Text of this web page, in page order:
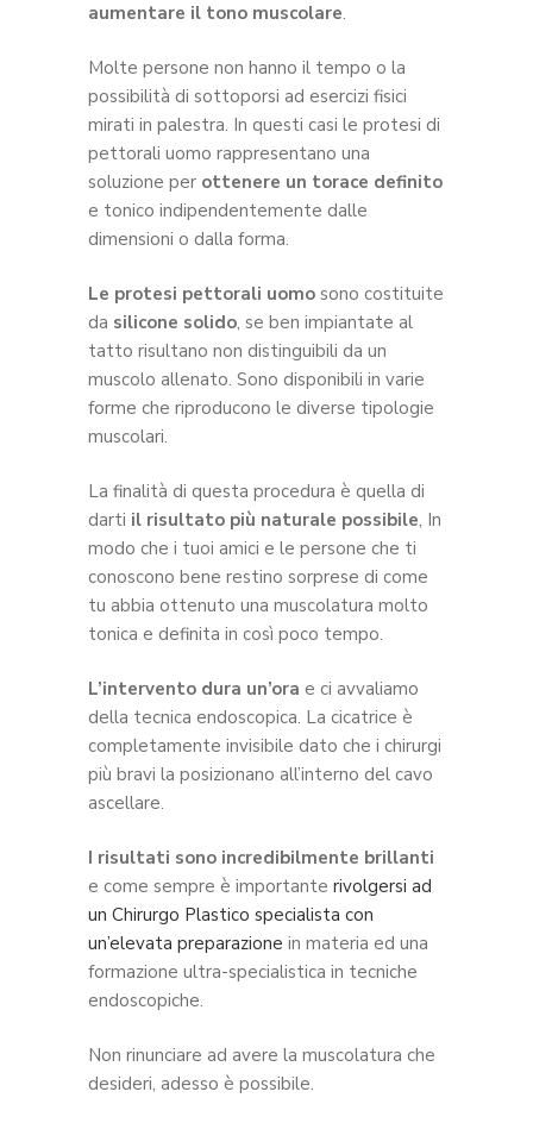
aumentare il tono muscolare.
Molte persone non hanno il tempo o la
possibilità di sottoporsi ad esercizi fisici
mirati in palestra. In questi casi le protesi di
pettorali uomo rappresentano una
soluzione per ottenere un torace definito
e tonico indipendentemente dalle
dimensioni o dalla forma.
Le protesi pettorali uomo sono costituite
da silicone solido, se ben impiantate al
tatto risultano non distinguibili da un
muscolo allenato. Sono disponibili in varie
forme che riproducono le diverse tipologie
muscolari.
La finalità di questa procedura è quella di
darti il risultato più naturale possibile, In
modo che i tuoi amici e le persone che ti
conoscono bene restino sorprese di come
tu abbia ottenuto una muscolatura molto
tonica e definita in così poco tempo.
L’intervento dura un’ora e ci avvaliamo
della tecnica endoscopica. La cicatrice è
completamente invisibile dato che i chirurgi
più bravi la posizionano all’interno del cavo
ascellare.
I risultati sono incredibilmente brillanti
e come sempre è importante rivolgersi ad
un Chirurgo Plastico specialista con
un’elevata preparazione in materia ed una
formazione ultra-specialistica in tecniche
endoscopiche.
Non rinunciare ad avere la muscolatura che
desideri, adesso è possibile.